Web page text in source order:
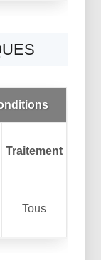
Traitement
Tous